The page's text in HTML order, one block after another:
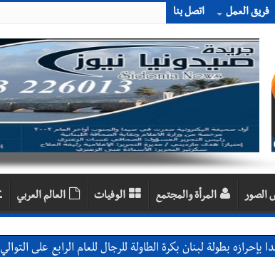
فريق العمل اتصل بنا
الصور المرأة والمجتمع الوفيات العالم العربي
بطولة لبنان بكرة الطاولة للرجال للعام الرابع على التوالي